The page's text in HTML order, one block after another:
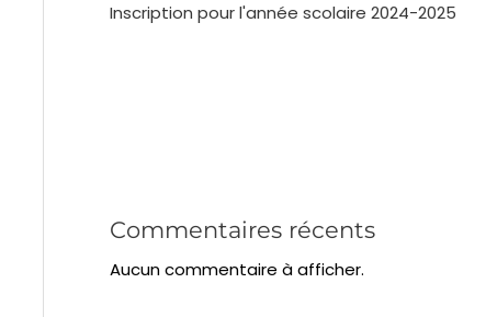
Inscription pour l'année scolaire 2024-2025
Commentaires récents
Aucun commentaire à afficher.